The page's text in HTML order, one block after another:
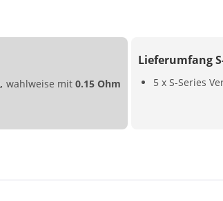
wahlweise mit0.15 Ohm
Lieferumfang
5 x S-Series